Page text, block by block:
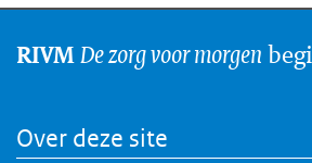
RIVMDe zorg voor morgen
Over deze site